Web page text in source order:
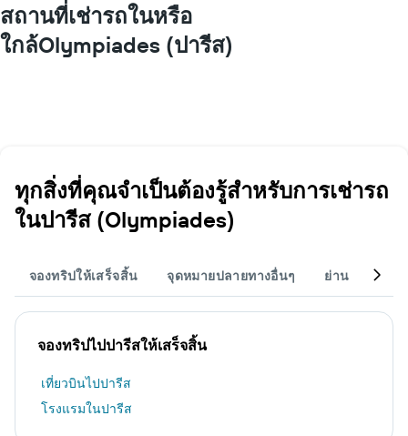
สถานที่เช่ารถในหรือ
ใกล้Olympiades (ปารีส)
ทุกสิ่งที่คุณจำเป็นต้องรู้สำหรับการเช่ารถ
ในปารีส (Olympiades)
จองทริปให้เสร็จสิ้น จุดหมายปลายทางอื่นๆ ย่าน สนา
จองทริปไปปารีสให้เสร็จสิ้น
เที่ยวบินไปปารีส
โรงแรมในปารีส